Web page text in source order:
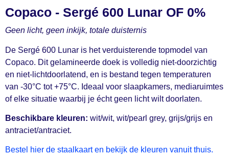
Copaco - Sergé 600 Lunar OF 0%
Geen licht, geen inkijk, totale duisternis
De Sergé 600 Lunar is het verduisterende topmodel van
Copaco. Dit gelamineerde doek is volledig niet-doorzichtig
en niet-lichtdoorlatend, en is bestand tegen temperaturen
van -30°C tot +75°C. Ideaal voor slaapkamers, mediaruimtes
of elke situatie waarbij je écht geen licht wilt doorlaten.
Beschikbare kleuren: wit/wit, wit/pearl grey, grijs/grijs en
antraciet/antraciet.
Bestel hier de staalkaart en bekijk de kleuren vanuit thuis.